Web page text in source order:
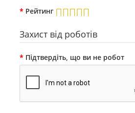
Рейтинг
Захист від роботів
Підтвердіть, що ви не робот